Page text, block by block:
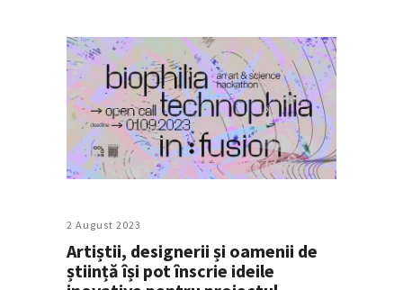
2 August 2023
Artiștii, designerii și oamenii de
știință își pot înscrie ideile